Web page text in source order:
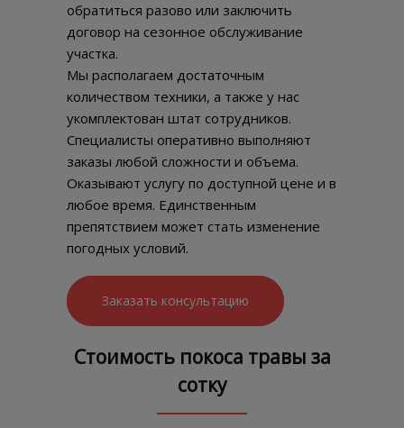
обратиться разово или заключить
договор на сезонное обслуживание
участка.
Мы располагаем достаточным
количеством техники, а также у нас
укомплектован штат сотрудников.
Специалисты оперативно выполняют
заказы любой сложности и объема.
Оказывают услугу по доступной цене и в
любое время. Единственным
препятствием может стать изменение
погодных условий.
Заказать консультацию
Стоимость покоса травы за
сотку